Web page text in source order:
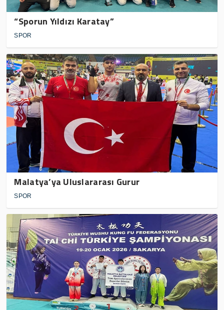
“Sporun Yıldızı Karatay”
SPOR
Malatya’ya Uluslararası Gurur
SPOR